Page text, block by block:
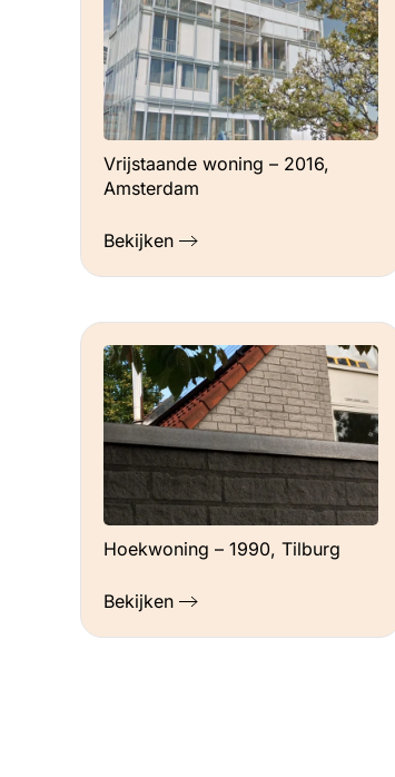
Vrijstaande woning – 2016,
Amsterdam
Bekijken
Hoekwoning – 1990, Tilburg
Bekijken